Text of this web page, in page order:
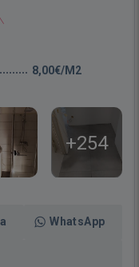
8,00€/M2
+254
WhatsApp